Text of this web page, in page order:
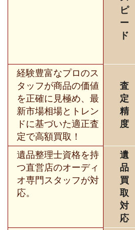
ピ
ー
ド
経験豊富なプロのス
タッフが商品の価値
を正確に見極め、最
新市場相場とトレン
ドに基づいた適正査
定で高額買取！
査
定
精
度
遺品整理士資格を持
つ直営店のオーディ
オ専門スタッフが対
応。
遺
品
買
取
対
応